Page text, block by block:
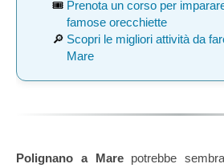
🎟️ Prenota un corso per
famose orecchiette
🔎 Scopri le migliori attività da
Mare
Polignano a Marepotrebbe